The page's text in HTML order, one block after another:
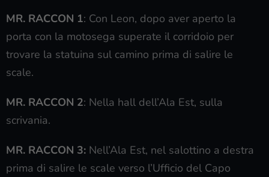
MR. RACCON 1: Con Leon, dopo aver aperto la
porta con la motosega superate il corridoio per
trovare la statuina sul camino prima di salire le
scale.
MR. RACCON 2: Nella hall dell’Ala Est, sulla
scrivania.
MR. RACCON 3: Nell’Ala Est, nel salottino a destra
prima di salire le scale verso l’Ufficio del Capo